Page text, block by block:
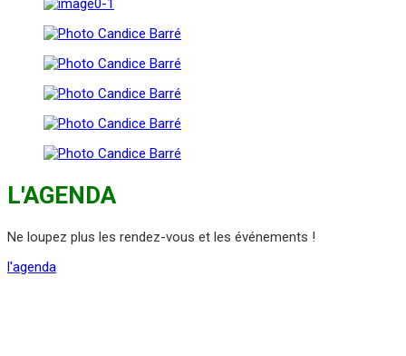
L'AGENDA
Ne loupez plus les rendez-vous et les événements !
l'agenda